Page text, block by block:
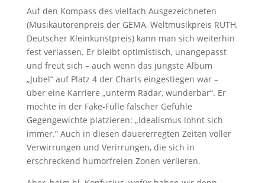
Auf den Kompass des vielfach Ausgezeichneten
(Musikautorenpreis der GEMA, Weltmusikpreis RUTH,
Deutscher Kleinkunstpreis) kann man sich weiterhin
fest verlassen. Er bleibt optimistisch, unangepasst
und freut sich – auch wenn das jüngste Album
„Jubel“ auf Platz 4 der Charts eingestiegen war –
über eine Karriere „unterm Radar, wunderbar“. Er
möchte in der Fake-Fülle falscher Gefühle
Gegengewichte platzieren: „Idealismus lohnt sich
immer.“ Auch in diesen dauererregten Zeiten voller
Verwirrungen und Verirrungen, die sich in
erschreckend humorfreien Zonen verlieren.